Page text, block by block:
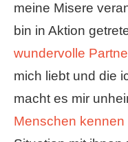
meine Misere
bin in Aktion
wundervolle
mich liebt und die
macht es mir
Menschen kennen